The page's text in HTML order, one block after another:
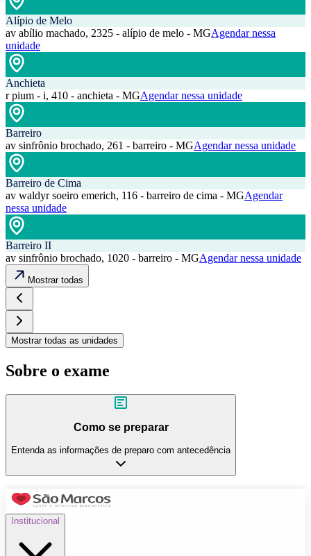
Alípio de Melo
av abílio machado, 2325 - alípio de melo - MGAgendar nessa
unidade
Anchieta
r pium - i, 410 - anchieta - MGAgendar nessa unidade
Barreiro
av sinfrônio brochado, 261 - barreiro - MGAgendar nessa unidade
Barreiro de Cima
av waldyr soeiro emerich, 116 - barreiro de cima - MGAgendar
nessa unidade
Barreiro II
av sinfrônio brochado, 1020 - barreiro - MGAgendar nessa unidade
Mostrar todas
Mostrar todas as unidades
Sobre o exame
Como se preparar
Entenda as informações de preparo com antecedência
Institucional